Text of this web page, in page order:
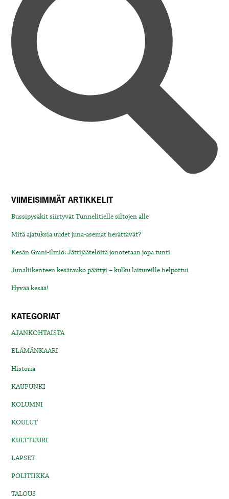
VIIMEISIMMÄT ARTIKKELIT
Bussipysäkit siirtyvät Tunnelitielle siltojen alle
Mitä ajatuksia uudet juna-asemat herättävät?
Kesän Grani-ilmiö: Jättijäätelöitä jonotetaan jopa tunti
Junaliikenteen kesätauko päättyi – kulku laitureille helpottui
Hyvää kesää!
KATEGORIAT
AJANKOHTAISTA
ELÄMÄNKAARI
Historia
KAUPUNKI
KOLUMNI
KOULUT
KULTTUURI
LAPSET
POLITIIKKA
TALOUS